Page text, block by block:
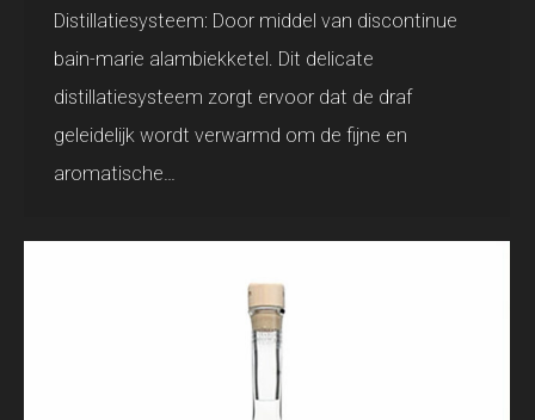
Distillatiesysteem: Door middel van discontinue
bain-marie alambiekketel. Dit delicate
distillatiesysteem zorgt ervoor dat de draf
geleidelijk wordt verwarmd om de fijne en
aromatische…